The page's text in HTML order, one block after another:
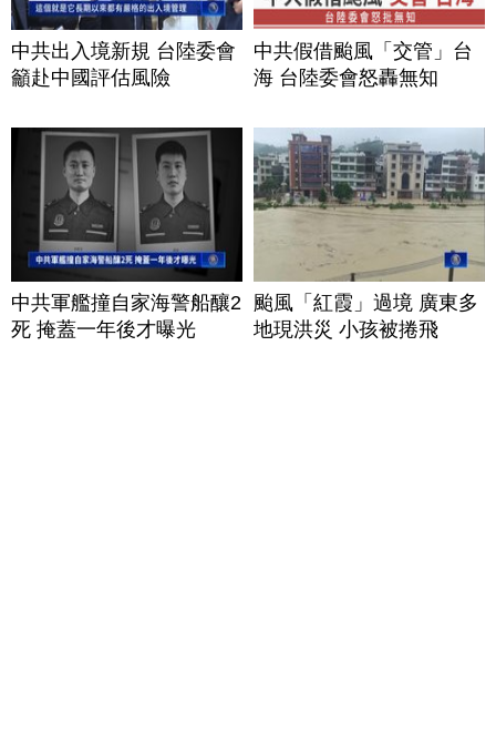
中共出入境新規 台陸委會
籲赴中國評估風險
中共假借颱風「交管」台
海 台陸委會怒轟無知
中共軍艦撞自家海警船釀2
死 掩蓋一年後才曝光
颱風「紅霞」過境 廣東多
地現洪災 小孩被捲飛